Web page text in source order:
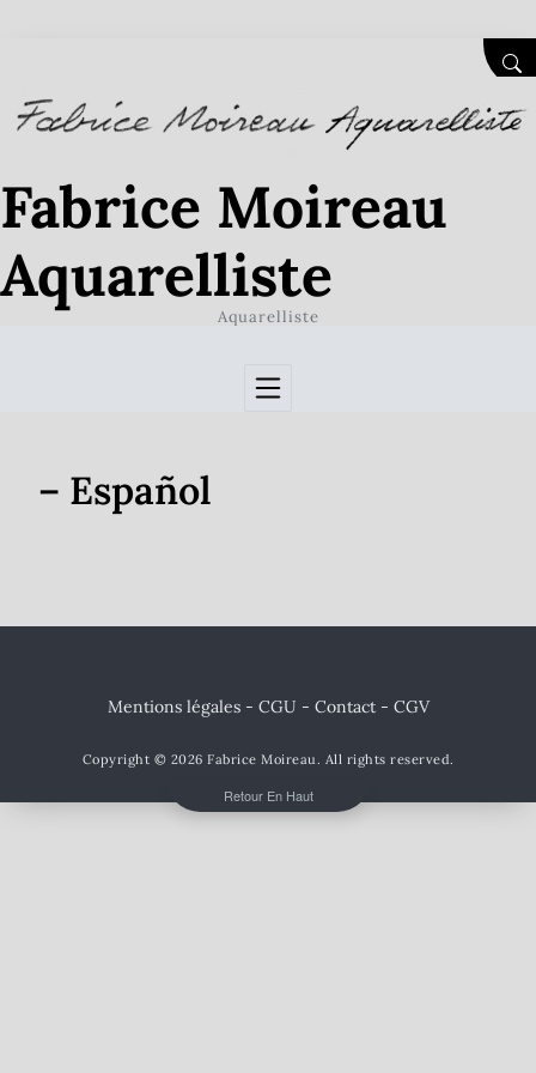
Fabrice Moireau
Aquarelliste
Aquarelliste
– Español
Mentions légales - CGU - Contact - CGV
Copyright © 2026 Fabrice Moireau. All rights reserved.
Retour En Haut